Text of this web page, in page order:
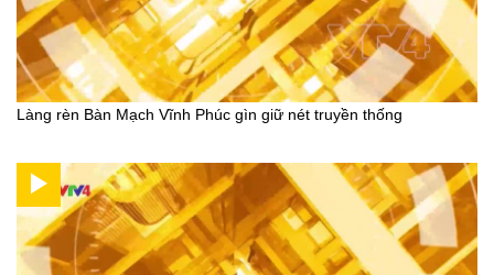
Làng rèn Bàn Mạch Vĩnh Phúc gìn giữ nét truyền thống